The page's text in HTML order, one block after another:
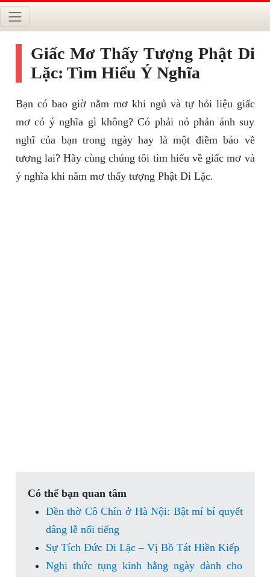
Giấc Mơ Thấy Tượng Phật Di
Lặc: Tìm Hiểu Ý Nghĩa
Bạn có bao giờ nằm mơ khi ngủ và tự hỏi liệu giấc
mơ có ý nghĩa gì không? Có phải nó phản ánh suy
nghĩ của bạn trong ngày hay là một điềm báo về
tương lai? Hãy cùng chúng tôi tìm hiểu về giấc mơ và
ý nghĩa khi nằm mơ thấy tượng Phật Di Lặc.
Có thể bạn quan tâm
Đền thờ Cô Chín ở Hà Nội: Bật mí bí quyết
dâng lễ nổi tiếng
Sự Tích Đức Di Lặc – Vị Bồ Tát Hiền Kiếp
Nghi thức tụng kinh hằng ngày dành cho